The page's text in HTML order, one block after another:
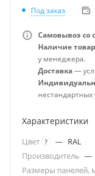
Под заказ
Самовывоз со
Наличие
у менеджера.
Доставка—
нестандартных
Характеристики
Цвет ? — RAL
Производитель —
Размеры панелей,